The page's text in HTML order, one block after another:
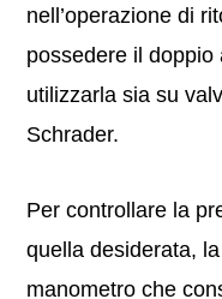
nell’operazione di
possedere il doppio
utilizzarla sia su
Schrader.
Per controllare la
quella desiderata,
manometro che